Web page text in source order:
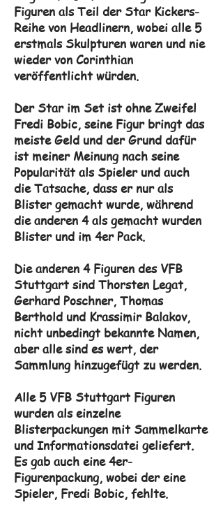
Figuren als Teil der Star Kickers-
Reihe von Headlinern, wobei alle 5
erstmals Skulpturen waren und nie
wieder von Corinthian
veröffentlicht würden.
Der Star im Set ist ohne Zweifel
Fredi Bobic, seine Figur bringt das
meiste Geld und der Grund dafür
ist meiner Meinung nach seine
Popularität als Spieler und auch
die Tatsache, dass er nur als
Blister gemacht wurde, während
die anderen 4 als gemacht wurden
Blister und im 4er Pack.
Die anderen 4 Figuren des VFB
Stuttgart sind Thorsten Legat,
Gerhard Poschner, Thomas
Berthold und Krassimir Balakov,
nicht unbedingt bekannte Namen,
aber alle sind es wert, der
Sammlung hinzugefügt zu werden.
Alle 5 VFB Stuttgart Figuren
wurden als einzelne
Blisterpackungen mit Sammelkarte
und Informationsdatei geliefert.
Es gab auch eine 4er-
Figurenpackung, wobei der eine
Spieler, Fredi Bobic, fehlte.